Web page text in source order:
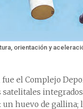
orientación y
el Complejo
huevo de gallina;